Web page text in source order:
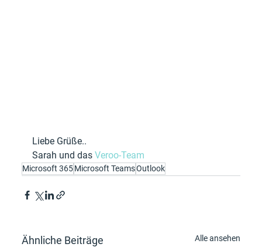
Liebe Grüße..
Sarah und das Veroo-Team
Microsoft 365Microsoft TeamsOutlook
Ähnliche Beiträge Alle ansehen